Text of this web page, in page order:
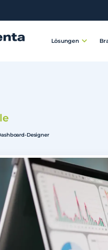
Lösungen
Designer